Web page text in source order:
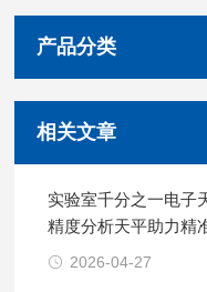
产品分类
相关文章
实验室千分之一电子
精度分析天平助力精
2026-04-27